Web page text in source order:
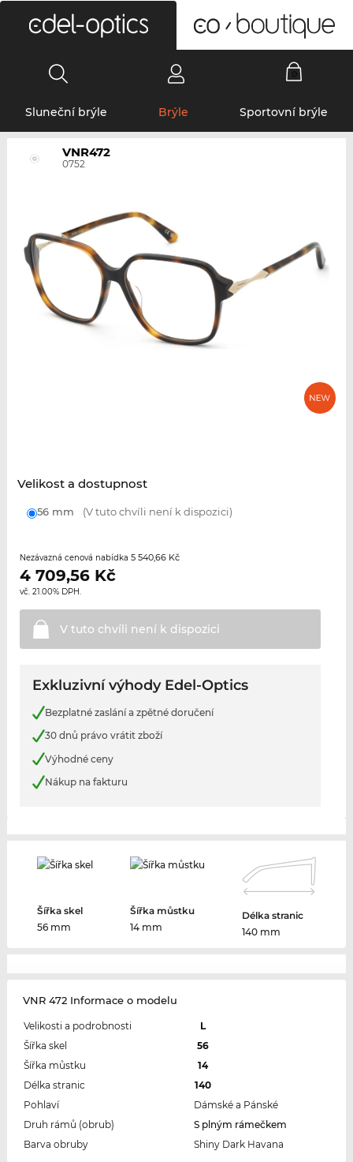
Sluneční brýle Brýle Sportovní brýle
VNR472
0752
Velikost a dostupnost
56 mm (V tuto chvíli není k dispozici)
Nezávazná cenová nabídka 5 540,66 Kč
4 709,56Kč
vč. 21.00% DPH.
V tuto chvíli není k dispozici
Exkluzivní výhody Edel-Optics
Bezplatné zaslání a zpětné doručení
30 dnů právo vrátit zboží
Výhodné ceny
Nákup na fakturu
Šířka skel
56 mm
Šířka můstku
14 mm
Délka stranic
140 mm
VNR 472 Informace o modelu
Velikosti a podrobnosti
L
Šířka skel
56
Šířka můstku
14
Délka stranic
140
Pohlaví
Dámské a Pánské
Druh rámů (obrub)
S plným rámečkem
Barva obruby
Shiny Dark Havana